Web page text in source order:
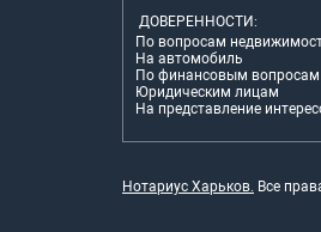
ДОВЕРЕННОСТИ:
По вопросам
На автомобиль
По финансовым вопросам
Юридическим лицам
На представление
Нотариус Харьков. Все